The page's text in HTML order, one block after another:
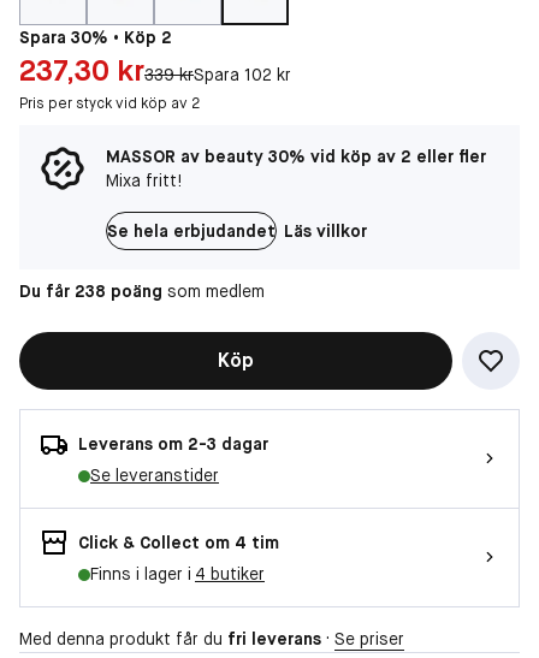
Spara 30% • Köp 2
Pris: 237,30 kr
237,30 krOriginal pris:
339 krSpara 102 kr
Pris per styck vid köp av 2
MASSOR av beauty 30% vid köp av 2 eller fler
Mixa fritt!
Se hela erbjudandet Läs villkor
Du får 238 poäng som medlem
Köp
Leverans om 2-3 dagar
Se leveranstider
Click & Collect om 4 tim
Finns i lager i 4 butiker
Med denna produkt får du fri leverans · Se priser